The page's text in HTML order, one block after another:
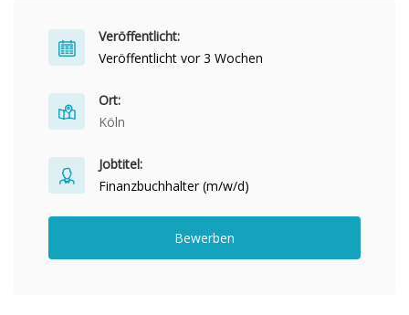
Veröffentlicht:
Veröffentlicht vor 3 Wochen
Ort:
Köln
Jobtitel:
Finanzbuchhalter (m/w/d)
Bewerben